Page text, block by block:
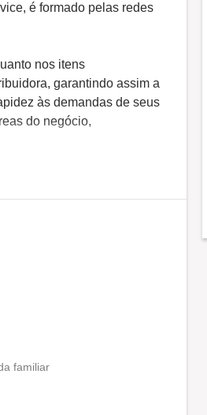
é formado pelas redes
nos itens
garantindo assim a
às demandas de seus
do negócio,
familiar